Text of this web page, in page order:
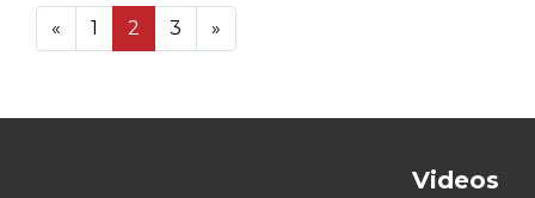
« 1 2 3 »
Videos